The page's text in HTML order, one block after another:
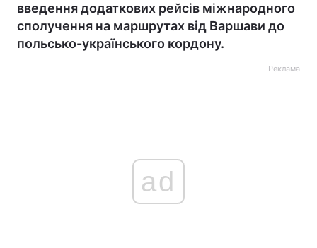
введення додаткових рейсів міжнародного
сполучення на маршрутах від Варшави до
польсько-українського кордону.
Реклама
ad